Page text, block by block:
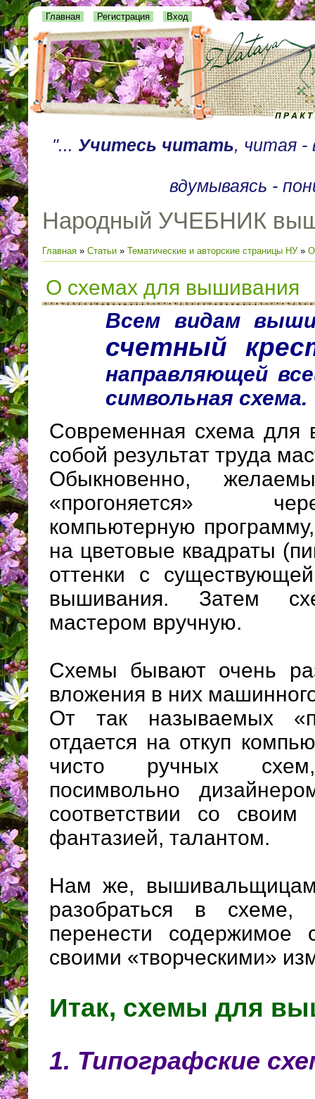
Главная Регистрация Вход
"... Учитесь читать, читая -
вдумываясь -
Народный УЧЕБНИК
Главная » Статьи » Тематические и авторские страницы НУ»
О схемах для вышивания
Всем видам
счетный
направляющей
символьная схема.
Современная схема для
собой результат труда
Обыкновенно,
«прогоняется»
компьютерную
на цветовые квадраты
оттенки с
вышивания. Затем
мастером вручную.
Схемы бывают очень
вложения в них
От так называемых
отдается на откуп
чисто ручных схем,
посимвольно
соответствии со
фантазией, талантом.
Нам же,
разобраться в
перенести
своими «творческими»
Итак, схемы для
1. Типографские